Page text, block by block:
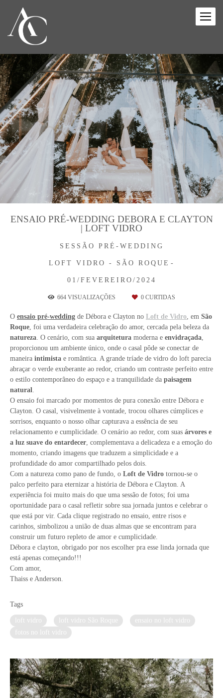
SESSÃO PRÉ-WEDDING
LOFT VIDRO - SÃO ROQUE
01/FEVEREIRO/2024
ENSAIO PRÉ-WEDDING DEBORA E CLAYTON
| LOFT VIDRO
664 VISUALIZAÇÕES 0 CURTIDAS
O ensaio pré-wedding de Débora e Clayton no Loft de Vidro , em São
Roque , foi uma verdadeira celebração do amor, cercada pela beleza da
natureza . O cenário, com sua arquitetura moderna e envidraçada
proporcionou um ambiente único, onde o casal pôde se conectar de
maneira intimista e romântica. A grande tríade de vidro do loft parecia
abraçar o verde exuberante ao redor, criando um contraste perfeito entre
o estilo contemporâneo do espaço e a tranquilidade da paisagem
natural
O ensaio foi marcado por momentos de pura conexão entre Débora e
Clayton. O casal, visivelmente à vontade, trocou olhares cúmplices e
sorrisos, enquanto o nosso olhar capturava a essência de seu
relacionamento e cumplicidade. O cenário ao redor, com suas árvores e
a luz suave do entardecer , complementava a delicadeza e a emoção do
momento, criando imagens que traduzem a simplicidade e a
profundidade do amor compartilhado pelos dois.
Com a natureza como pano de fundo, o Loft de Vidro tornou-se o
palco perfeito para eternizar a história de Débora e Clayton. A
experiência foi muito mais do que uma sessão de fotos; foi uma
oportunidade para o casal refletir sobre sua jornada juntos e celebrar o
que está por vir. Cada clique registrado no ensaio, entre risos e
carinhos, simbolizou a união de duas almas que se encontram para
construir um futuro repleto de amor e cumplicidade.
Débora e clayton, obrigado por nos escolher pra esse linda jornada que
está apenas começando!!!
Com amor,
Thaiss e Anderson.
Tags
loft vidro loft vidro São Roque
ensaio no loft vidro
fotos no loft vidro